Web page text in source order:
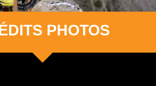
PHOTOS